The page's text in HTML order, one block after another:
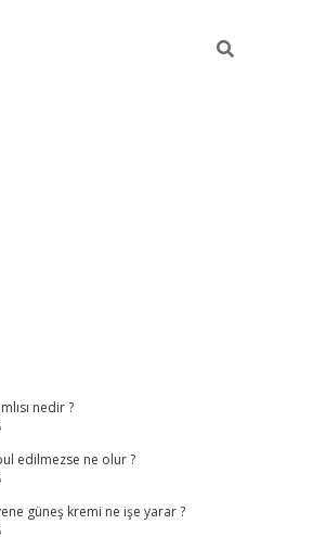
nedir ?
edilmezse ne olur ?
güneş kremi ne işe yarar ?